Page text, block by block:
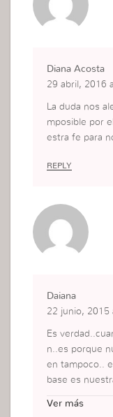
Diana Acosta
29 abril, 2016
La duda nos
mposible por
estra fe para
REPLY
Daiana
22 junio, 2015
Es
n..es porque
en tampoco..
base es
Ver más